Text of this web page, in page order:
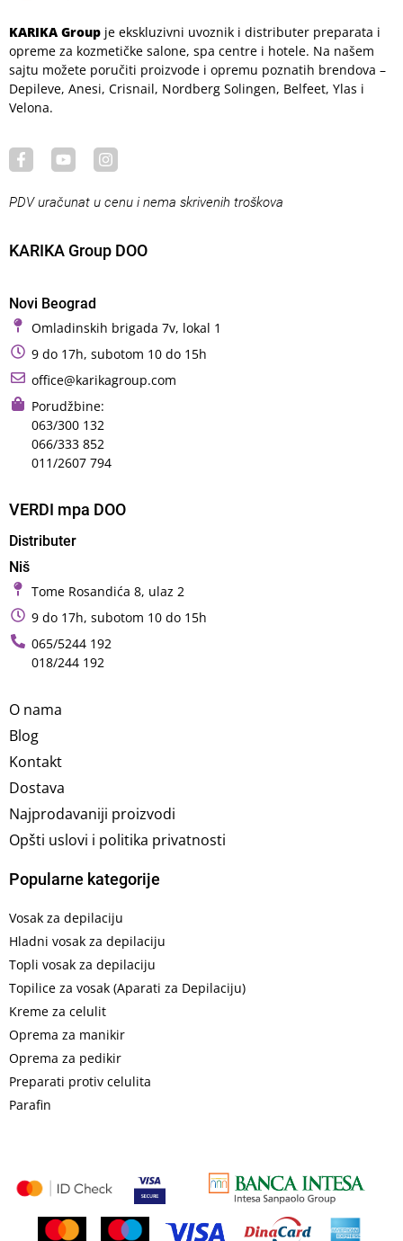
KARIKA Group je ekskluzivni uvoznik i distributer preparata i
opreme za kozmetičke salone, spa centre i hotele. Na našem
sajtu možete poručiti proizvode i opremu poznatih brendova –
Depileve, Anesi, Crisnail, Nordberg Solingen, Belfeet, Ylas i
Velona.
PDV uračunat u cenu i nema skrivenih troškova
KARIKA Group DOO
Novi Beograd
Omladinskih brigada 7v, lokal 1
9 do 17h, subotom 10 do 15h
office@karikagroup.com
Porudžbine:
063/300 132
066/333 852
011/2607 794
VERDI mpa DOO
Distributer
Niš
Tome Rosandića 8, ulaz 2
9 do 17h, subotom 10 do 15h
065/5244 192
018/244 192
O nama
Blog
Kontakt
Dostava
Najprodavaniji proizvodi
Opšti uslovi i politika privatnosti
Popularne kategorije
Vosak za depilaciju
Hladni vosak za depilaciju
Topli vosak za depilaciju
Topilice za vosak (Aparati za Depilaciju)
Kreme za celulit
Oprema za manikir
Oprema za pedikir
Preparati protiv celulita
Parafin